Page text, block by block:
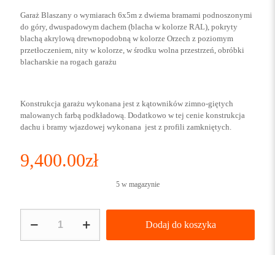
Garaż Blaszany o wymiarach 6x5m z dwiema bramami podnoszonymi
do góry, dwuspadowym dachem (blacha w kolorze RAL), pokryty
blachą akrylową drewnopodobną w kolorze Orzech z poziomym
przetłoczeniem, nity w kolorze, w środku wolna przestrzeń, obróbki
blacharskie na rogach garażu
Konstrukcja garażu wykonana jest z kątowników zimno-giętych
malowanych farbą podkładową. Dodatkowo w tej cenie konstrukcja
dachu i bramy wjazdowej wykonana jest z profili zamkniętych.
9,400.00zł
5 w magazynie
Garaż
Dodaj do koszyka